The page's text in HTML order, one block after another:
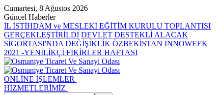
Cumartesi, 8 Ağustos 2026
Güncel Haberler
İL İSTİHDAM ve MESLEKİ EĞİTİM KURULU TOPLANTISI
GERÇEKLEŞTİRİLDİ DEVLET DESTEKLİ ALACAK
SİGORTASI'NDA DEĞİŞİKLİK ÖZBEKİSTAN INNOWEEK
2021 -YENİLİKÇİ FİKİRLER HAFTASI
ONLİNE İŞLEMLER
HİZMETLERİMİZ